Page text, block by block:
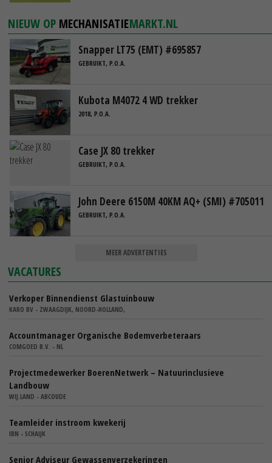
NIEUW OP MECHANISATIEMARKT.NL
Snapper LT75 (EMT) #695857
GEBRUIKT, P.O.A.
Kubota M4072 4 WD trekker
2018, P.O.A.
Case JX 80 trekker
GEBRUIKT, P.O.A.
John Deere 6150M 40KM AQ+ (SMI) #705011
GEBRUIKT, P.O.A.
MEER ADVERTENTIES
VACATURES
Verkoper Binnendienst Glastuinbouw
KARO BV - ZWAAGDIJK, NOORD-HOLLAND,
Accountmanager Organische Bodemverbeteraars
COMGOED B.V. - NL
Projectmedewerker BoerenNetwerk – Natuurinclusieve
Landbouw
WIJ.LAND - ABCOUDE
Teamleider instroom kwekerij
IBN - SCHAIJK
Senior Adviseur Gewassenverzekeringen